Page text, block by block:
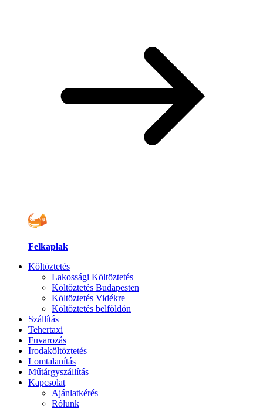
Felkaplak
Költöztetés
Lakossági Költöztetés
Költöztetés Budapesten
Költöztetés Vidékre
Költöztetés belföldön
Szállítás
Tehertaxi
Fuvarozás
Irodaköltöztetés
Lomtalanítás
Műtárgyszállítás
Kapcsolat
Ajánlatkérés
Rólunk